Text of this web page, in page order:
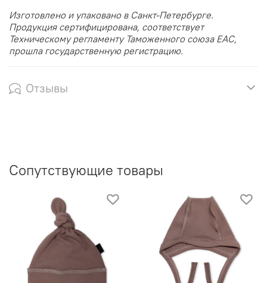
Изготовлено и упаковано в Санкт-Петербурге.
Продукция сертифицирована, соответствует
Техническому регламенту Таможенного союза EAC,
прошла государственную регистрацию.
Отзывы
Сопутствующие товары